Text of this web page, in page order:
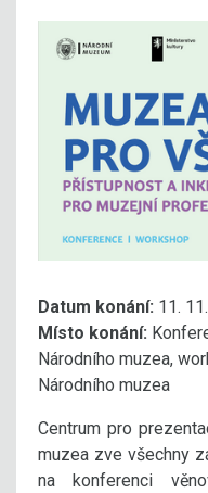
Datum konání: 11.
Místo konání:
Národního muzea,
Národního muzea
Centrum pro
muzea zve všechny
na konferenci